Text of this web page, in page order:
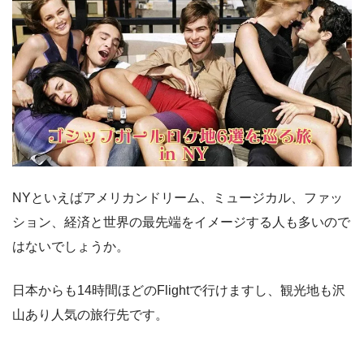
NYといえばアメリカンドリーム、ミュージカル、ファッ
ション、経済と世界の最先端をイメージする人も多いので
はないでしょうか。
日本からも14時間ほどのFlightで行けますし、観光地も沢
山あり人気の旅行先です。